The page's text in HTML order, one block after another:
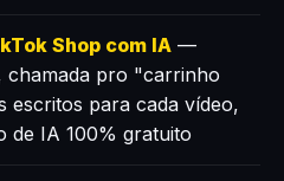
Shop com IA —
chamada pro "carrinho
escritos para cada vídeo,
de IA 100% gratuito